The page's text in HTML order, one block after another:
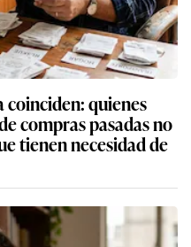
coinciden: quienes
compras pasadas no
tienen necesidad de